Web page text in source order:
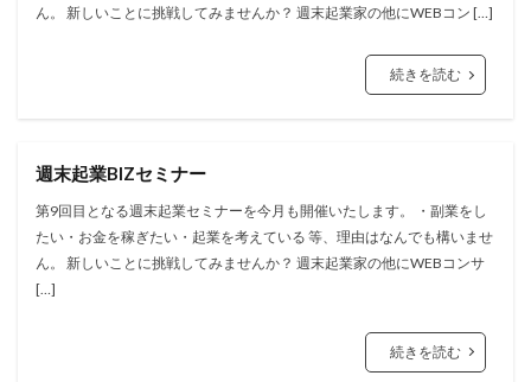
ん。 新しいことに挑戦してみませんか？ 週末起業家の他にWEBコン […]
続きを読む
週末起業BIZセミナー
第9回目となる週末起業セミナーを今月も開催いたします。 ・副業をし
たい・お金を稼ぎたい・起業を考えている 等、理由はなんでも構いませ
ん。 新しいことに挑戦してみませんか？ 週末起業家の他にWEBコンサ
[…]
続きを読む